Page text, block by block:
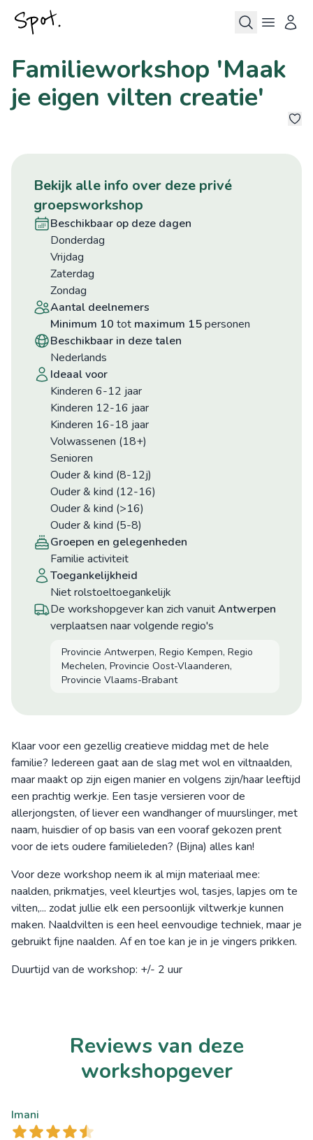
Familieworkshop 'Maak
je eigen vilten creatie'
bekijk alle info over deze privé
groepsworkshop
beschikbaar op deze dagen
donderdag
vrijdag
zaterdag
zondag
aantal deelnemers
minimum 10 tot maximum 15personen
beschikbaar in deze talen
Nederlands
ideaal voor
Kinderen 6-12 jaar
Kinderen 12-16 jaar
Kinderen 16-18 jaar
Volwassenen (18+)
Senioren
Ouder & kind (8-12j)
Ouder & kind (12-16)
Ouder & kind (>16)
Ouder & kind (5-8)
groepen en gelegenheden
Familie activiteit
toegankelijkheid
niet rolstoeltoegankelijk
De workshopgever kan zich vanuitAntwerpen
verplaatsen naar volgende regio's
Provincie Antwerpen, Regio Kempen, Regio
Mechelen, Provincie Oost-Vlaanderen,
Provincie Vlaams-Brabant
Klaar voor een gezellig creatieve middag met de hele
familie? Iedereen gaat aan de slag met wol en viltnaalden,
maar maakt op zijn eigen manier en volgens zijn/haar leeftijd
een prachtig werkje. Een tasje versieren voor de
allerjongsten, of liever een wandhanger of muurslinger, met
naam, huisdier of op basis van een vooraf gekozen prent
voor de iets oudere familieleden? (Bijna) alles kan!
Voor deze workshop neem ik al mijn materiaal mee:
naalden, prikmatjes, veel kleurtjes wol, tasjes, lapjes om te
vilten,... zodat jullie elk een persoonlijk viltwerkje kunnen
maken. Naaldvilten is een heel eenvoudige techniek, maar je
gebruikt fijne naalden. Af en toe kan je in je vingers prikken.
Duurtijd van de workshop: +/- 2 uur
Reviews van deze
workshopgever
Imani